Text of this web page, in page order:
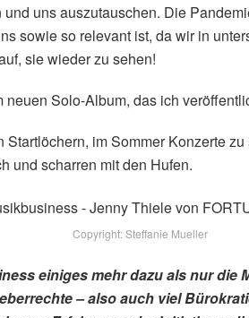
uns auszutauschen. Die
sowie so relevant ist, da wir in
sie wieder zu sehen!
Solo-Album, das ich
Startlöchern, im Sommer Konzerte
und scharren mit den Hufen.
Copyright: Steffanie Mueller
einiges mehr dazu als nur die
– also auch viel